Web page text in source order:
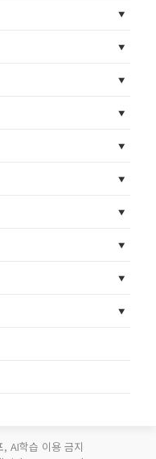
AI학습 이용 금지